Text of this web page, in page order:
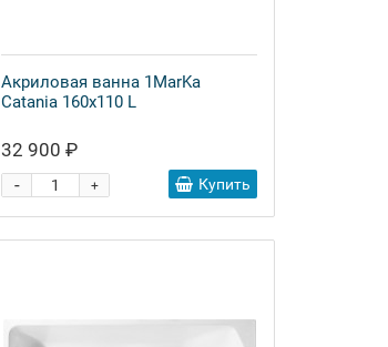
Акриловая ванна 1MarKa
Catania 160х110 L
32 900 ₽
+
- Купить